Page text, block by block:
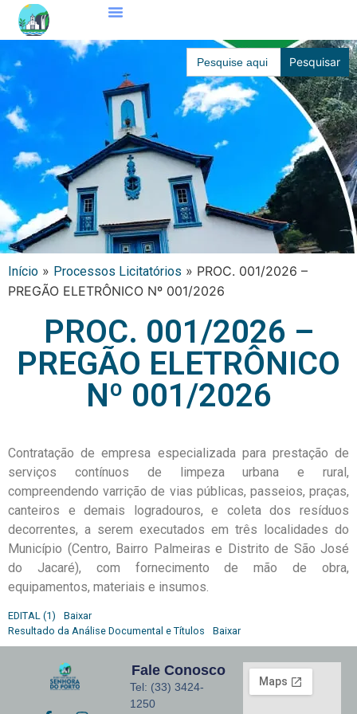
Search
for:
Início » Processos Licitatórios » PROC. 001/2026 –
PREGÃO ELETRÔNICO Nº 001/2026
PROC. 001/2026 –
PREGÃO ELETRÔNICO
Nº 001/2026
Contratação de empresa especializada para prestação de
serviços contínuos de limpeza urbana e rural,
compreendendo varrição de vias públicas, passeios, praças,
canteiros e demais logradouros, e coleta dos resíduos
decorrentes, a serem executados em três localidades do
Município (Centro, Bairro Palmeiras e Distrito de São José
do Jacaré), com fornecimento de mão de obra,
equipamentos, materiais e insumos.
EDITAL (1)
Baixar
Resultado da Análise Documental e Títulos
Baixar
Fale Conosco
Tel: (33) 3424-
1250